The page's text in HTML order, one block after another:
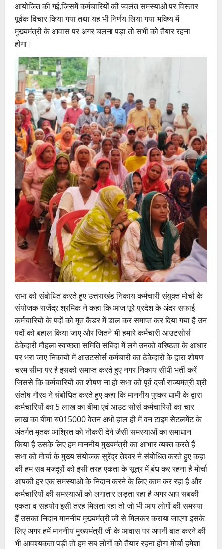
आयोजित की गई,जिसमें कर्मचारियों की ज्वलंत समस्याओं पर विस्तार
पूर्वक विचार किया गया तथा यह भी निर्णय लिया गया भविष्य में
मुख्यमंत्री के आवास पर अगर चलना पड़ा तो सभी को तैयार रहना
होगा।
सभा को संबोधित करते हुए उत्तराखंड निकाय कर्मचारी संयुक्त मोर्चा के
संयोजक राजेंद्र श्रमिक ने कहा कि आज पूरे प्रदेश के अंदर सफाई
कर्मचारियों के पदों को मृत कैडर में डाल कर समाप्त कर दिया गया है उन
पदों को बहाल किया जाए और जितने भी हमारे कर्मचारी आउटसोर्स
ठेकेदारी मौहला स्वच्छता समिति संविदा में लगे उनको वरिष्ठता के आधार
पर भरा जाए निकायों में आउटसोर्स कर्मचारी का ठेकेदारों के द्वारा शोषण
चरम सीमा पर है इसको समाप्त करते हुए नगर निकाय सीधी भर्ती करें
जिससे कि कर्मचारियों का शोषण ना हो सभा को पूर्व दर्जा राज्यमंत्री श्री
संतोष गौरव ने संबोधित करते हुए कहा कि माननीय पुष्कर धामी के द्वारा
कर्मचारियों का 5 लाख का बीमा एवं आउट सोर्स कर्मचारियों का चार
लाख का बीमा रु015000 वेतन अभी हाल ही में वन टाइम सेटलमेंट के
अंतर्गत मृतक आश्रित को नौकरी देने जैसी समस्याओं का समाधान
किया है उसके लिए हम माननीय मुख्यमंत्री का आभार व्यक्त करते हैं
सभा को मोर्चा के मुख्य संयोजक सुरेंद्र तेश्वर ने संबोधित करते हुए कहा
की हम सब मजदूरों को इसी तरह एकता के सूत्र में बंध कर रहना है मोर्चा
आपकी हर एक समस्याओं के निदान करने के लिए काम कर रहा है और
कर्मचारियों की समस्याओं को लगातार लड़ता रहा है अगर आप सबकी
एकता व सहयोग इसी तरह मिलता रहा तो जो भी आप लोगों की समस्या
हैं उसका निदान माननीय मुख्यमंत्री जी से मिलकर कराया जाएगा इसके
लिए अगर हमें माननीय मुख्यमंत्री जी के आवास पर अपनी बात करने की
भी आवश्यकता पड़ी तो हम सब लोगों को तैयार रहना होगा मोर्चा हमेशा